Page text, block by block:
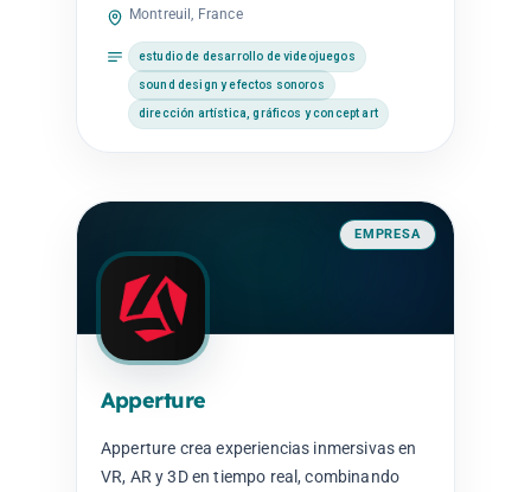
Montreuil, France
estudio de desarrollo de videojuegos
sound design y efectos sonoros
dirección artística, gráficos y concept art
EMPRESA
Apperture
Apperture crea experiencias inmersivas en
VR, AR y 3D en tiempo real, combinando